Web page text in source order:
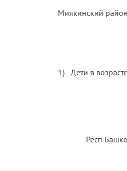
Миякинский район
Дети в
Респ